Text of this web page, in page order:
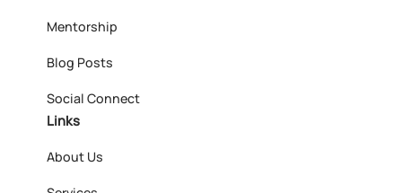
Mentorship
Blog Posts
Social Connect
Links
About Us